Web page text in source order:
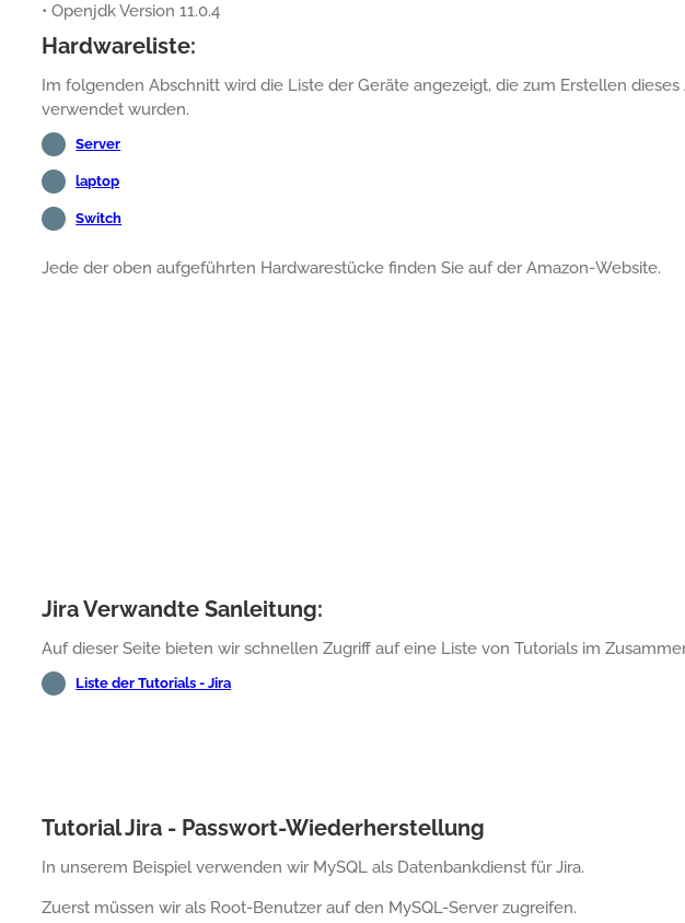
• Openjdk Version 11.0.4
Hardwareliste:
Im folgenden Abschnitt wird die Liste der Geräte angezeigt, die zum Erstellen
verwendet wurden.
Server
laptop
Switch
Jede der oben aufgeführten Hardwarestücke finden Sie auf der Amazon-Website.
Jira Verwandte Sanleitung:
Auf dieser Seite bieten wir schnellen Zugriff auf eine Liste von Tutorials im
Liste der Tutorials - Jira
Tutorial Jira - Passwort-Wiederherstellung
In unserem Beispiel verwenden wir MySQL als Datenbankdienst für Jira.
Zuerst müssen wir als Root-Benutzer auf den MySQL-Server zugreifen.